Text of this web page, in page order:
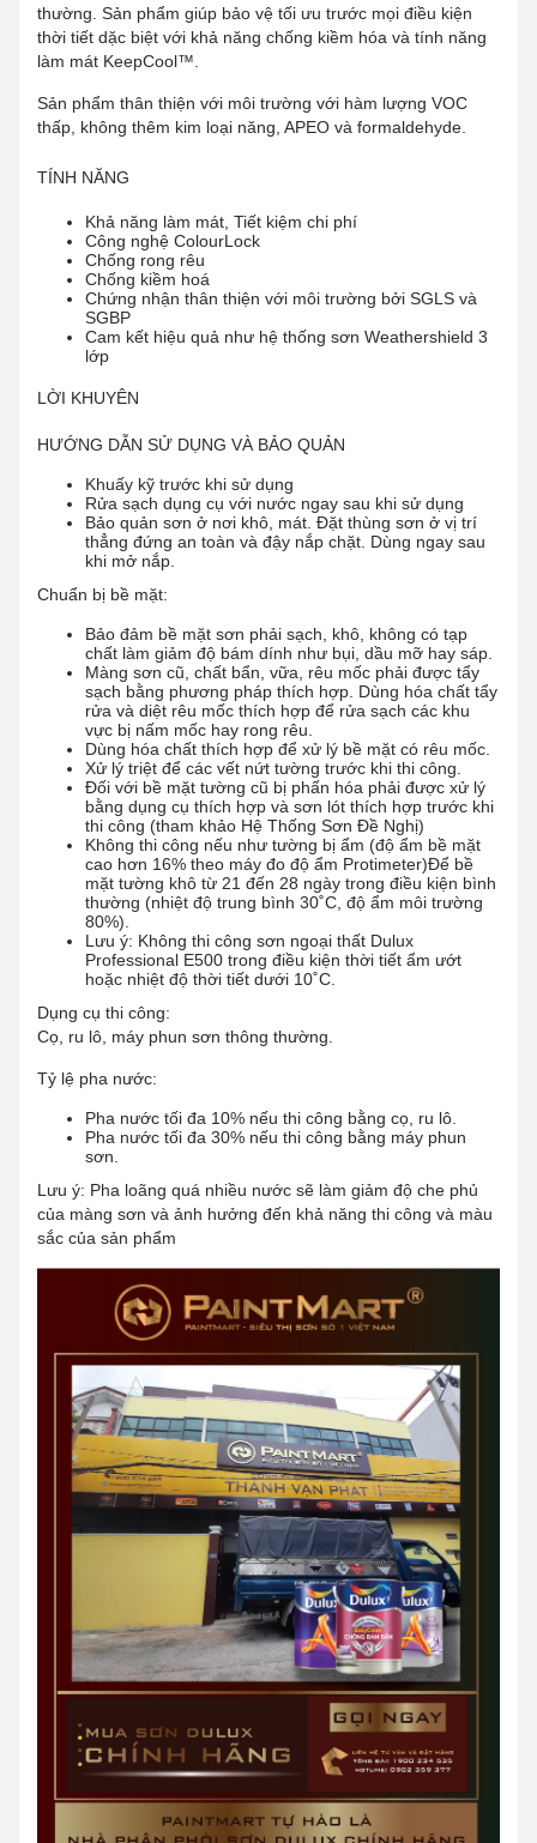
thường. Sản phẩm giúp bảo vệ tối ưu trước mọi điều kiện
thời tiết dặc biệt với khả năng chống kiềm hóa và tính năng
làm mát KeepCool™.
Sản phẩm thân thiện với môi trường với hàm lượng VOC
thấp, không thêm kim loại năng, APEO và formaldehyde.
TÍNH NĂNG
Khả năng làm mát, Tiết kiệm chi phí
Công nghệ ColourLock
Chống rong rêu
Chống kiềm hoá
Chứng nhận thân thiện với môi trường bởi SGLS và
SGBP
Cam kết hiệu quả như hệ thống sơn Weathershield 3
lớp
LỜI KHUYÊN
HƯỚNG DẪN SỬ DỤNG VÀ BẢO QUẢN
Khuấy kỹ trước khi sử dụng
Rửa sạch dụng cụ với nước ngay sau khi sử dụng
Bảo quản sơn ở nơi khô, mát. Đặt thùng sơn ở vị trí
thẳng đứng an toàn và đậy nắp chặt. Dùng ngay sau
khi mở nắp.
Chuẩn bị bề mặt:
Bảo đảm bề mặt sơn phải sạch, khô, không có tạp
chất làm giảm độ bám dính như bụi, dầu mỡ hay sáp.
Màng sơn cũ, chất bẩn, vữa, rêu mốc phải được tẩy
sạch bằng phương pháp thích hợp. Dùng hóa chất tẩy
rửa và diệt rêu mốc thích hợp để rửa sạch các khu
vực bị nấm mốc hay rong rêu.
Dùng hóa chất thích hợp để xử lý bề mặt có rêu mốc.
Xử lý triệt để các vết nứt tường trước khi thi công.
Đối với bề mặt tường cũ bị phấn hóa phải được xử lý
bằng dụng cụ thích hợp và sơn lót thích hợp trước khi
thi công (tham khảo Hệ Thống Sơn Đề Nghị)
Không thi công nếu như tường bị ẩm (độ ẩm bề mặt
cao hơn 16% theo máy đo độ ẩm Protimeter)Để bề
mặt tường khô từ 21 đến 28 ngày trong điều kiện bình
thường (nhiệt độ trung bình 30˚C, độ ẩm môi trường
80%).
Lưu ý: Không thi công sơn ngoại thất Dulux
Professional E500 trong điều kiện thời tiết ẩm ướt
hoặc nhiệt độ thời tiết dưới 10˚C.
Dụng cụ thi công:
Cọ, ru lô, máy phun sơn thông thường.
Tỷ lệ pha nước:
Pha nước tối đa 10% nếu thi công bằng cọ, ru lô.
Pha nước tối đa 30% nếu thi công bằng máy phun
sơn.
Lưu ý: Pha loãng quá nhiều nước sẽ làm giảm độ che phủ
của màng sơn và ảnh hưởng đến khả năng thi công và màu
sắc của sản phẩm